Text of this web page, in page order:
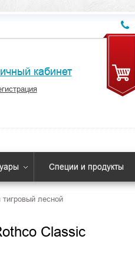
кабинет
Специи и продукты
лесной
Classic